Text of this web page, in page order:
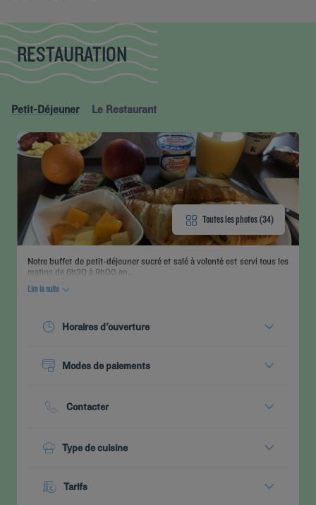
Etre
réserver
RESTAURATION
Petit-Déjeuner Le Restaurant
Toutes les photos (34)
Notre buffet de petit-déjeuner sucré et salé à volonté est servi tous les
matins de 6h30 à 9h00 en...
Lire la suite
Horaires d'ouverture
08:00 - 10:00
Modes de paiements
Cartes bancaires
Contacter
Type de cuisine
Tarifs